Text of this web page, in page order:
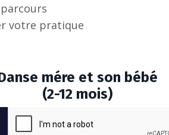
votre pratique
mére et son bébé
(2-12 mois)